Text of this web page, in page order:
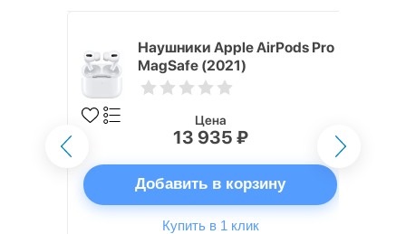
Наушники Apple AirPods Pro
MagSafe (2021)
Цена
13 935 ₽
Добавить в корзину
Купить в 1 клик